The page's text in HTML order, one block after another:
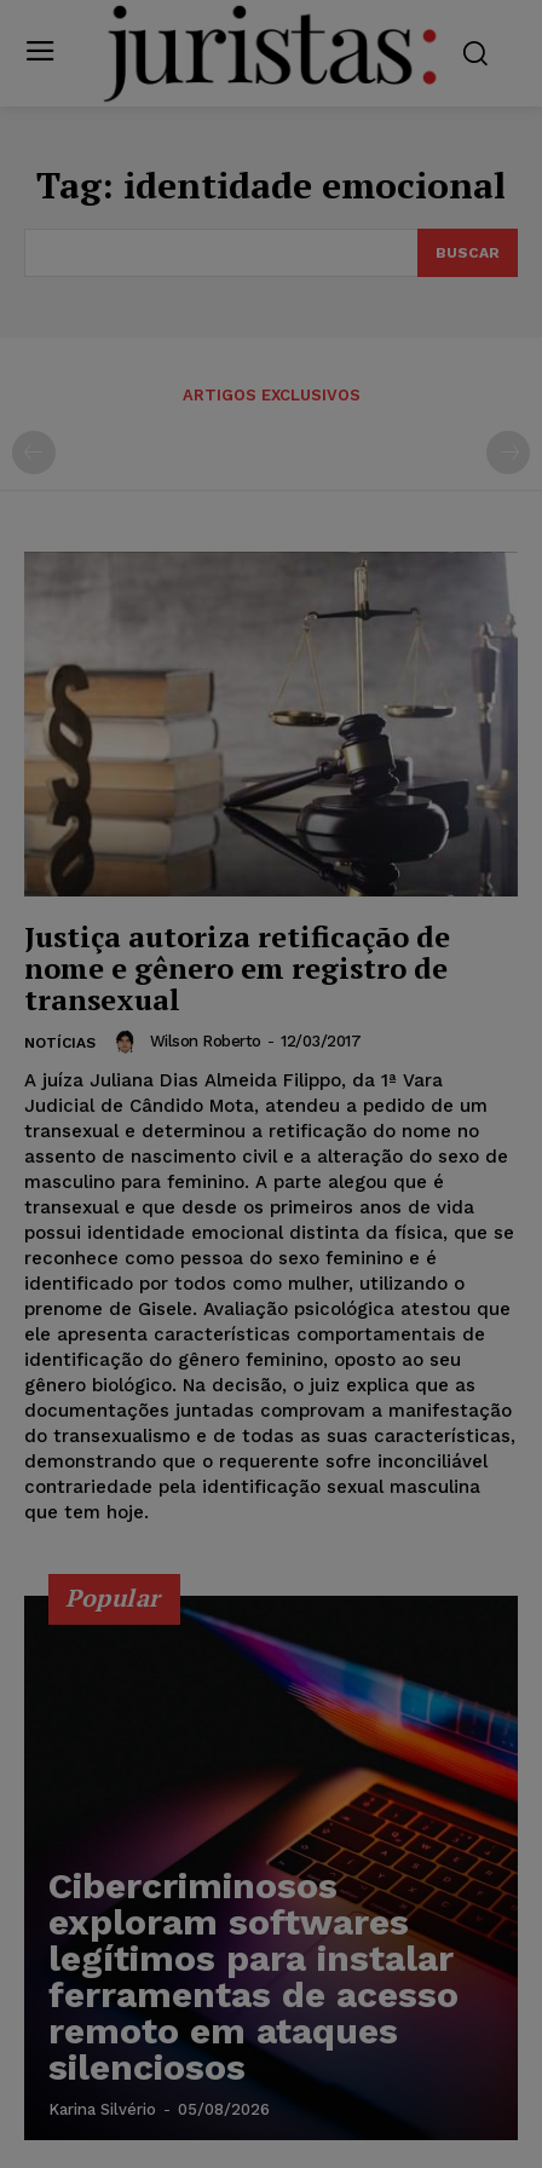
Tag: identidade emocional
BUSCAR
ARTIGOS EXCLUSIVOS
Justiça autoriza retificação de
nome e gênero em registro de
transexual
NOTÍCIAS Wilson Roberto - 12/03/2017
A juíza Juliana Dias Almeida Filippo, da 1ª Vara
Judicial de Cândido Mota, atendeu a pedido de um
transexual e determinou a retificação do nome no
assento de nascimento civil e a alteração do sexo de
masculino para feminino. A parte alegou que é
transexual e que desde os primeiros anos de vida
possui identidade emocional distinta da física, que se
reconhece como pessoa do sexo feminino e é
identificado por todos como mulher, utilizando o
prenome de Gisele. Avaliação psicológica atestou que
ele apresenta características comportamentais de
identificação do gênero feminino, oposto ao seu
gênero biológico. Na decisão, o juiz explica que as
documentações juntadas comprovam a manifestação
do transexualismo e de todas as suas características,
demonstrando que o requerente sofre inconciliável
contrariedade pela identificação sexual masculina
que tem hoje.
Popular
Cibercriminosos
exploram softwares
legítimos para instalar
ferramentas de acesso
remoto em ataques
silenciosos
Karina Silvério - 05/08/2026